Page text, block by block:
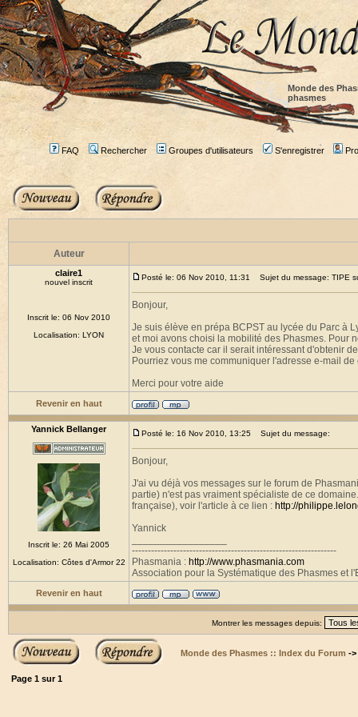
Monde des
phasmes
FAQ Rechercher Groupes d'utilisateurs S'enregistrer
Auteur
claire1
nouvel inscrit
Inscrit le: 06 Nov 2010
Localisation: LYON
Posté le: 06 Nov 2010, 11:31 Sujet du message: TIPE
Bonjour,
Je suis élève en prépa BCPST au lycée du Parc à
et moi avons choisi la mobilité des Phasmes. Pour
Je vous contacte car il serait intéressant d'obtenir
Pourriez vous me communiquer l'adresse e-mail
Merci pour votre aide
Revenir en haut
Yannick Bellanger
Inscrit le: 26 Mai 2005
Localisation: Côtes d'Armor 22
Posté le: 16 Nov 2010, 13:25 Sujet du message:
Bonjour,
J'ai vu déjà vos messages sur le forum de
partie) n'est pas vraiment spécialiste de ce
française), voir l'article à ce lien : http://
Yannick
----------------------------------------------------------------
Phasmania : http://www.phasmania.com
Association pour la Systématique des Phasmes et
Revenir en haut
Montrer les messages depuis:
Monde des Phasmes :: Index du Forum ->
Page 1 sur1